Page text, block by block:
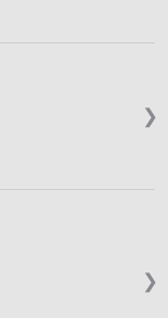
❯
❯